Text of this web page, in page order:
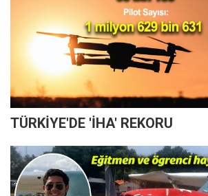
TÜRKİYE'DE 'İHA' REKORU